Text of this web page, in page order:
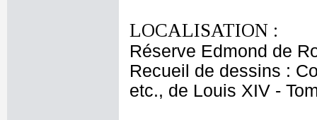
LOCALISATION :
Réserve Edmond de
Recueil de dessins :
etc., de Louis XIV -